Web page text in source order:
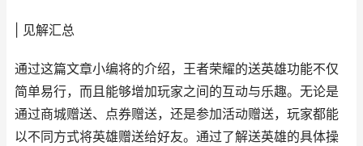
| 见解汇总
通过这篇文章小编将的介绍，王者荣耀的送英雄功能不仅
简单易行，而且能够增加玩家之间的互动与乐趣。无论是
通过商城赠送、点券赠送，还是参加活动赠送，玩家都能
以不同方式将英雄赠送给好友。通过了解送英雄的具体操